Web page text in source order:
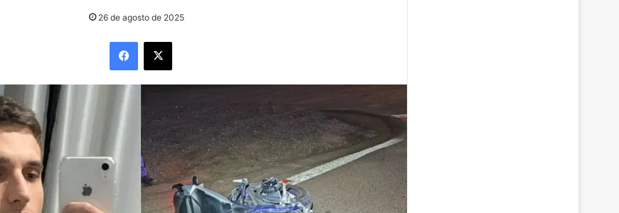
26 de agosto de 2025
Facebook
X